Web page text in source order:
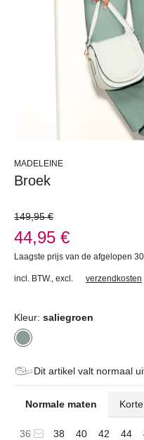
MADELEINE
Broek
149,95 €
44,95 €
Laagste prijs van de afgelopen
incl. BTW. excl. verzendkosten
Kleur: saliegroen
Dit artikel valt normaal
Normale maten
36 38 40 42 44